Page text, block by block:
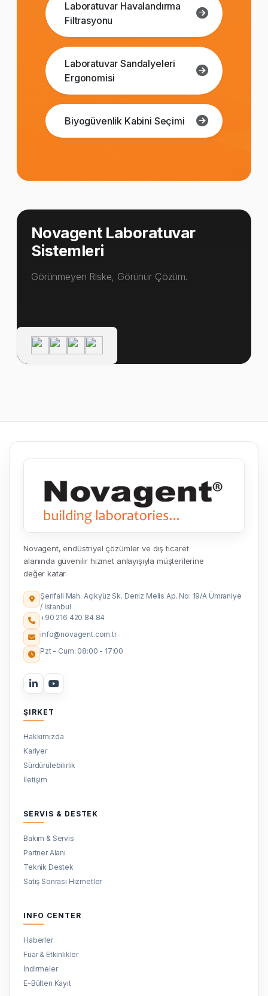
Laboratuvar Havalandırma
Filtrasyonu
Laboratuvar Sandalyeleri
Ergonomisi
Biyogüvenlik Kabini Seçimi
Novagent Laboratuvar
Sistemleri
Görünmeyen Riske, Görünür Çözüm.
Novagent, endüstriyel çözümler ve dış ticaret
alanında güvenilir hizmet anlayışıyla müşterilerine
değer katar.
Şerifali Mah. Açıkyüz Sk. Deniz Melis Ap. No: 19/A Ümraniye
/ İstanbul
+90 216 420 84 84
info@novagent.com.tr
Pzt - Cum: 08:00 - 17:00
ŞIRKET
Hakkımızda
Kariyer
Sürdürülebilirlik
İletişim
SERVIS & DESTEK
Bakım & Servis
Partner Alanı
Teknik Destek
Satış Sonrası Hizmetler
INFO CENTER
Haberler
Fuar & Etkinlikler
İndirmeler
E-Bülten Kayıt